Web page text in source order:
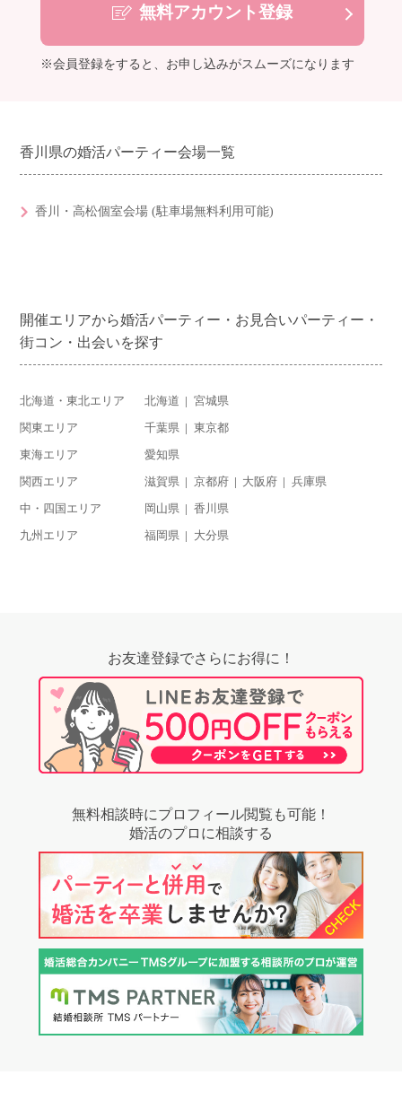
無料アカウント登録
※会員登録をすると、お申し込みがスムーズになります
香川県の婚活パーティー会場一覧
香川・高松個室会場 (駐車場無料利用可能)
開催エリアから婚活パーティー・お見合いパーティー・
街コン・出会いを探す
北海道・東北エリア 北海道 宮城県
関東エリア 千葉県 東京都
東海エリア 愛知県
関西エリア 滋賀県 京都府 大阪府 兵庫県
中・四国エリア 岡山県 香川県
九州エリア 福岡県 大分県
お友達登録でさらにお得に！
無料相談時にプロフィール閲覧も可能！
婚活のプロに相談する